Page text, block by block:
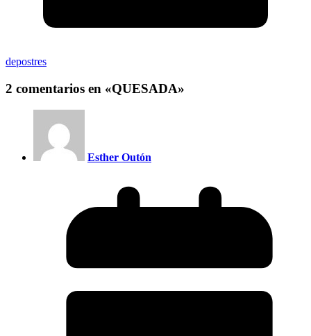
depostres
2 comentarios en «QUESADA»
Esther Outón